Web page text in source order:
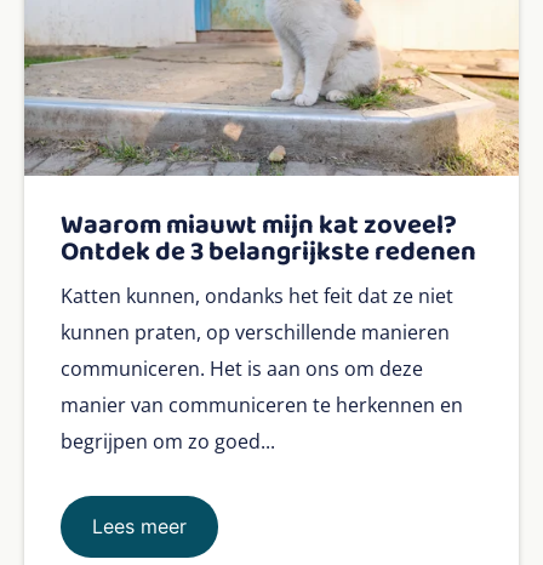
Waarom miauwt mijn kat zoveel?
Ontdek de 3 belangrijkste redenen
Katten kunnen, ondanks het feit dat ze niet
kunnen praten, op verschillende manieren
communiceren. Het is aan ons om deze
manier van communiceren te herkennen en
begrijpen om zo goed...
Lees meer